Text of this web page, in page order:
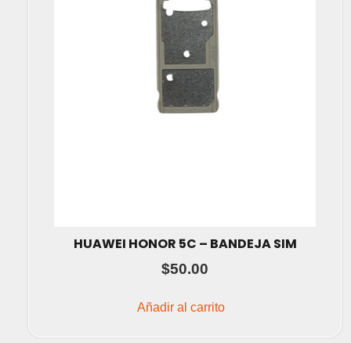
HUAWEI HONOR 5C – BANDEJA SIM
$50.00
Añadir al carrito